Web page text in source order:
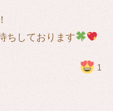
ちしております
1